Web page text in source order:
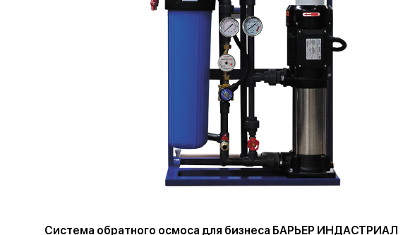
Система обратного осмоса для бизнеса БАРЬЕР ИНДАСТРИАЛ